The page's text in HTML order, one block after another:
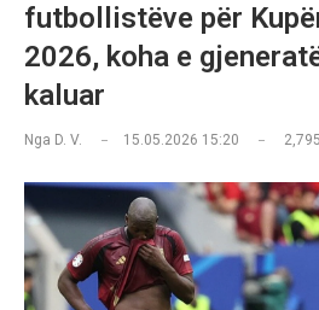
futbollistëve për
2026, koha e
kaluar
Nga D. V. 15.05.2026 15:20 2,795